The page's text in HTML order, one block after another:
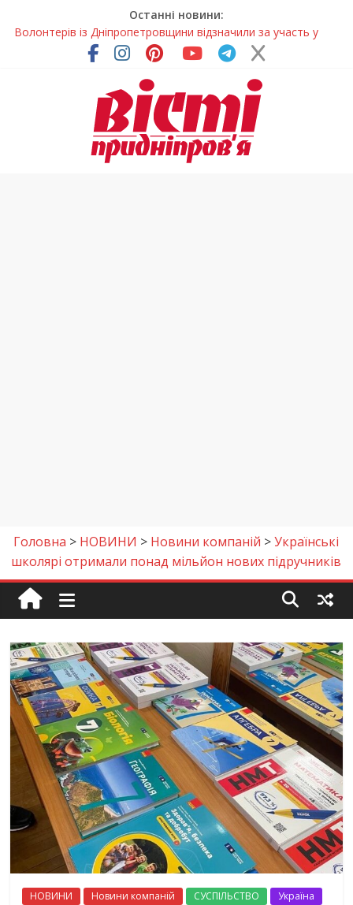
Останні новини:
Волонтерів із Дніпропетровщини відзначили за участь у
гуманітарних місіях
Дніпровський цирк отримав міжнародне визнання
Для школярів Дніпропетровщини стане доступним
безкоштовне гаряче харчування
Дніпрянка стала однією з найкращих юних кінологів світу
Як обрати розмір крафтового стакана під ваш напій?
Головна > НОВИНИ > Новини компаній >Українські
школярі отримали понад мільйон нових підручників
НОВИНИ Новини компаній СУСПІЛЬСТВО Україна